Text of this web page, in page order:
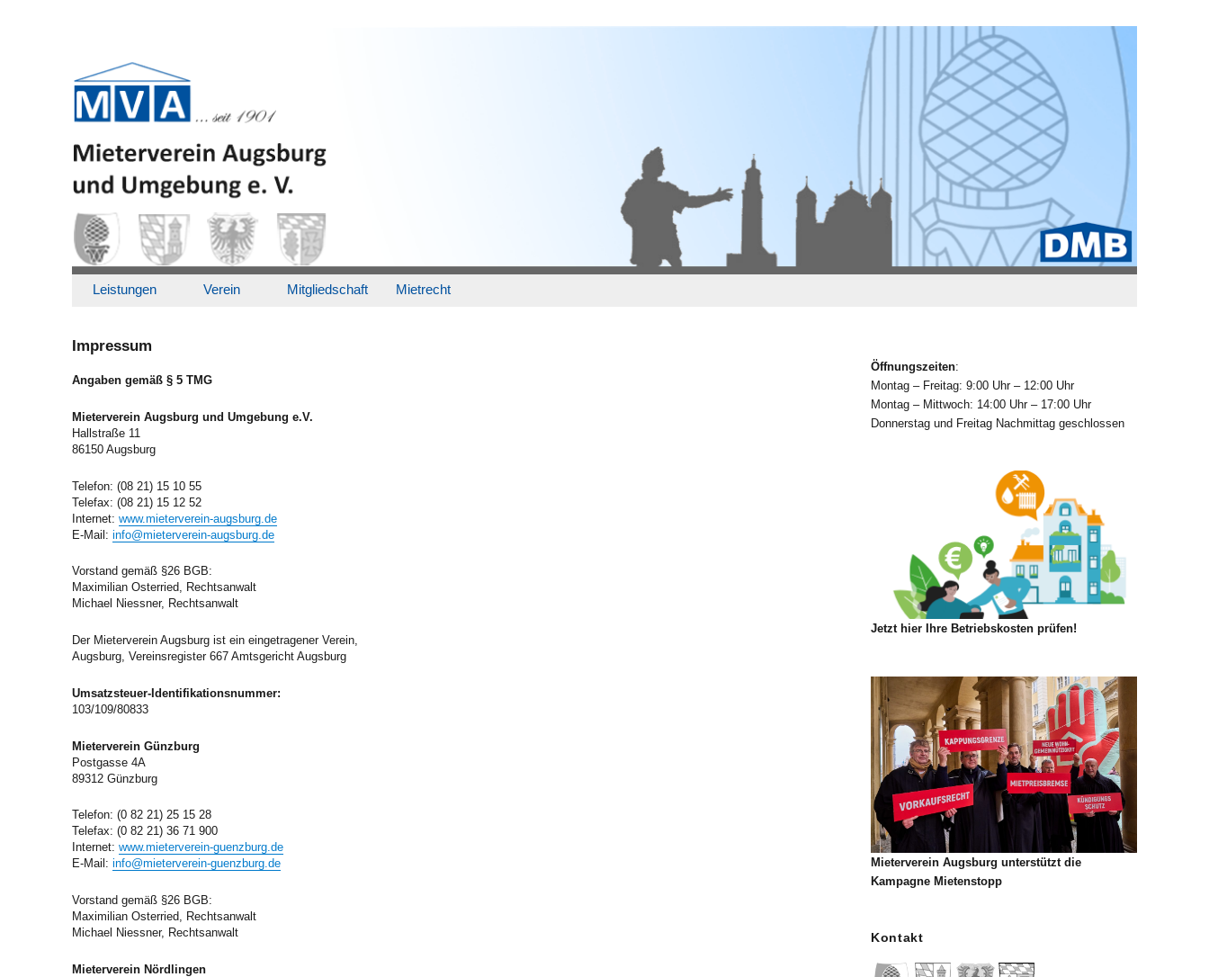
Leistungen Verein Mitgliedschaft Mietrecht
Impressum
Angaben gemäß § 5 TMG
Mieterverein Augsburg und Umgebung e.V.
Hallstraße 11
86150 Augsburg
Telefon: (08 21) 15 10 55
Telefax: (08 21) 15 12 52
Internet:www.mieterverein-augsburg.de
E-Mail:info@mieterverein-augsburg.de
Vorstand gemäß §26 BGB:
Maximilian Osterried, Rechtsanwalt
Michael Niessner, Rechtsanwalt
Der Mieterverein Augsburg ist ein eingetragener Verein,
Augsburg, Vereinsregister 667 Amtsgericht Augsburg
Umsatzsteuer-Identifikationsnummer:
103/109/80833
Mieterverein Günzburg
Postgasse 4A
89312 Günzburg
Telefon: (0 82 21) 25 15 28
Telefax: (0 82 21) 36 71 900
Internet:www.mieterverein-guenzburg.de
E-Mail:info@mieterverein-guenzburg.de
Vorstand gemäß §26 BGB:
Maximilian Osterried, Rechtsanwalt
Michael Niessner, Rechtsanwalt
Mieterverein Nördlingen
Öffnungszeiten:
Montag – Freitag: 9:00 Uhr – 12:00 Uhr
Montag – Mittwoch: 14:00 Uhr – 17:00 Uhr
Donnerstag und Freitag Nachmittag geschlossen
Jetzt hier Ihre Betriebskosten prüfen!
Mieterverein Augsburg unterstützt die
Kampagne Mietenstopp
Kontakt